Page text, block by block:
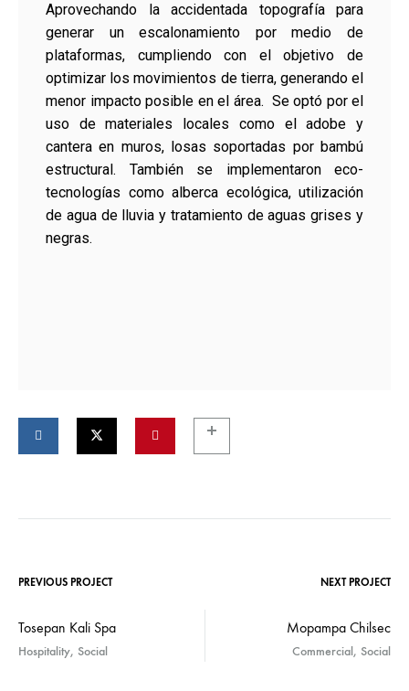
Aprovechando la accidentada topografía para
generar un escalonamiento por medio de
plataformas, cumpliendo con el objetivo de
optimizar los movimientos de tierra, generando el
menor impacto posible en el área. Se optó por el
uso de materiales locales como el adobe y
cantera en muros, losas soportadas por bambú
estructural. También se implementaron eco-
tecnologías como alberca ecológica, utilización
de agua de lluvia y tratamiento de aguas grises y
negras.
PREVIOUS PROJECT NEXT PROJECT
Tosepan Kali Spa
Hospitality, Social
Mopampa Chilsec
Commercial, Social